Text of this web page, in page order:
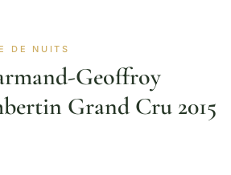
DE NUITS
Geoffroy
Grand Cru 2015